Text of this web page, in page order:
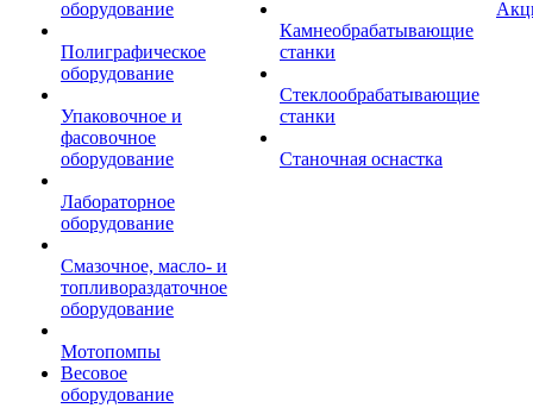
оборудование
Полиграфическое
оборудование
Упаковочное и
фасовочное
оборудование
Лабораторное
оборудование
Смазочное, масло- и
топливораздаточное
оборудование
Мотопомпы
Весовое
оборудование
Камнеобрабатывающие
станки
Стеклообрабатывающие
станки
Станочная оснастка